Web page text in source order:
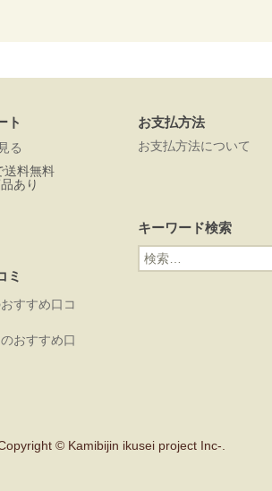
ト
る
送料無料
あり
お支払方法
お支払方法について
キーワード検索
検
索:
ミ
すすめ口コ
おすすめ口
© Kamibijin ikusei project Inc-.